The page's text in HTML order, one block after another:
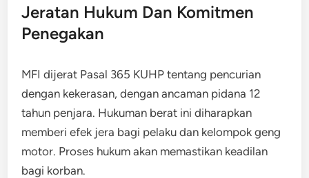
Jeratan Hukum Dan Komitmen
Penegakan
MFI dijerat Pasal 365 KUHP tentang pencurian
dengan kekerasan, dengan ancaman pidana 12
tahun penjara. Hukuman berat ini diharapkan
memberi efek jera bagi pelaku dan kelompok geng
motor. Proses hukum akan memastikan keadilan
bagi korban.